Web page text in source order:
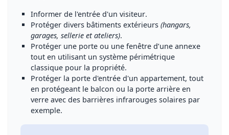
Informer de l'entrée d'un visiteur.
Protéger divers bâtiments extérieurs (hangars,
garages, sellerie et ateliers).
Protéger une porte ou une fenêtre d’une annexe
tout en utilisant un système périmétrique
classique pour la propriété.
Protéger la porte d'entrée d'un appartement, tout
en protégeant le balcon ou la porte arrière en
verre avec des barrières infrarouges solaires par
exemple.